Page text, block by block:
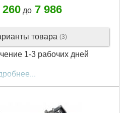
260до 7 986
товара (3)
1-3 рабочих дней